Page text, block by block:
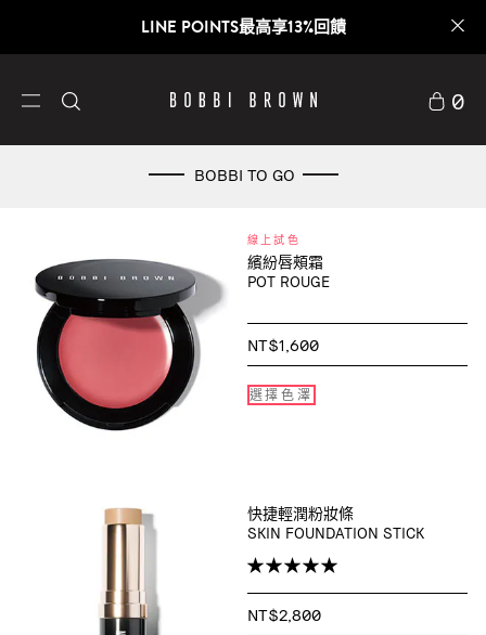
LINE POINTS最高享13%回饋
0
BOBBI TO GO
線上試色
繽紛唇頰霜
POT ROUGE
NT$1,600
選擇色澤
快捷輕潤粉妝條
SKIN FOUNDATION STICK
NT$2,800